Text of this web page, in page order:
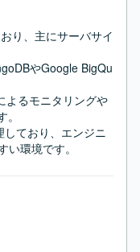
り、主にサーバサイ
やGoogle BigQu
よるモニタリングや
ており、エンジニ
環境です。